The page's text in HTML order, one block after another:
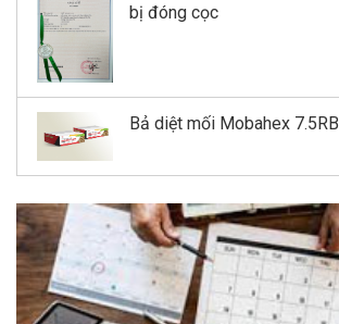
bị đóng cọc
Bả diệt mối Mobahex 7.5RB